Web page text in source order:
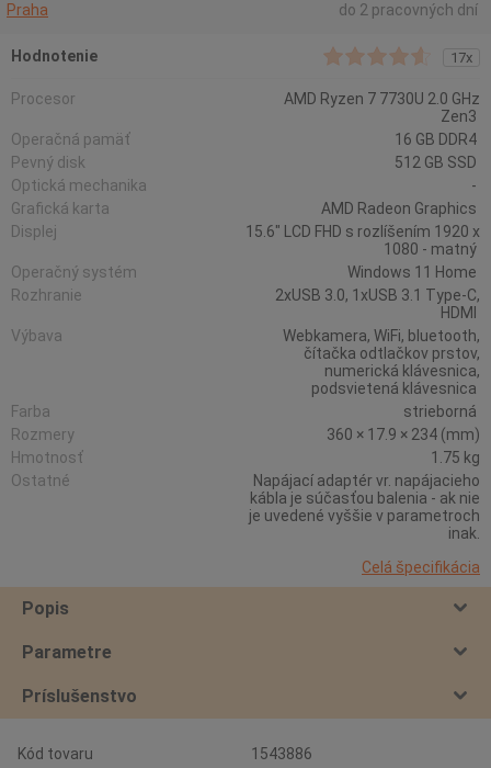
Praha
do 2 pracovných dní
Hodnotenie 17x
Procesor
AMD Ryzen 7 7730U 2.0 GHz
Zen3
Operačná pamäť
16 GB DDR4
Pevný disk
512 GB SSD
Optická mechanika
-
Grafická karta
AMD Radeon Graphics
Displej
15.6" LCD FHD s rozlíšením 1920 x
1080 - matný
Operačný systém
Windows 11 Home
Rozhranie
2xUSB 3.0, 1xUSB 3.1 Type-C,
HDMI
Výbava
Webkamera, WiFi, bluetooth,
čítačka odtlačkov prstov,
numerická klávesnica,
podsvietená klávesnica
Farba
strieborná
Rozmery
360 × 17.9 × 234 (mm)
Hmotnosť
1.75 kg
Ostatné
Napájací adaptér vr. napájacieho
kábla je súčasťou balenia - ak nie
je uvedené vyššie v parametroch
inak.
Celá špecifikácia
Popis
Parametre
Príslušenstvo
Kód tovaru
1543886